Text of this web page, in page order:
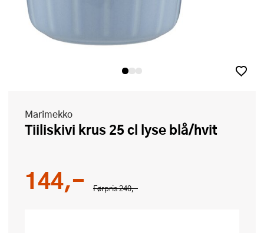
Marimekko
Tiiliskivi krus 25 cl lyse blå/hvit
Førpris240,-
144,-